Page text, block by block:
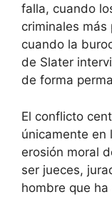
falla, cuando
criminales
cuando la
de Slater
de forma
El conflicto
únicamente en
erosión moral
ser jueces,
hombre que